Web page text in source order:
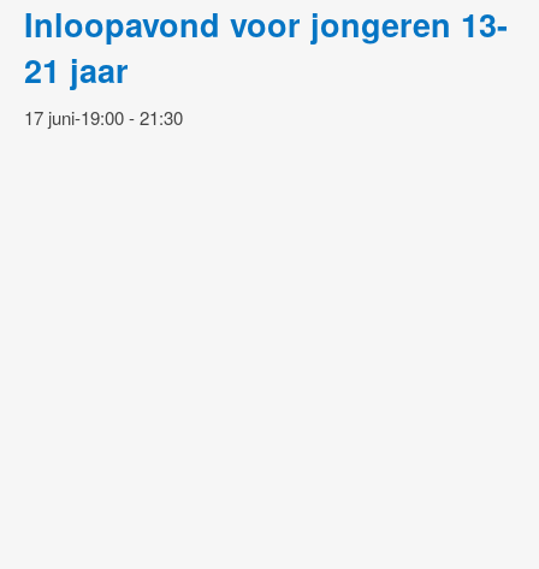
Inloopavond voor jongeren 13-
21 jaar
17 juni-19:00-21:30